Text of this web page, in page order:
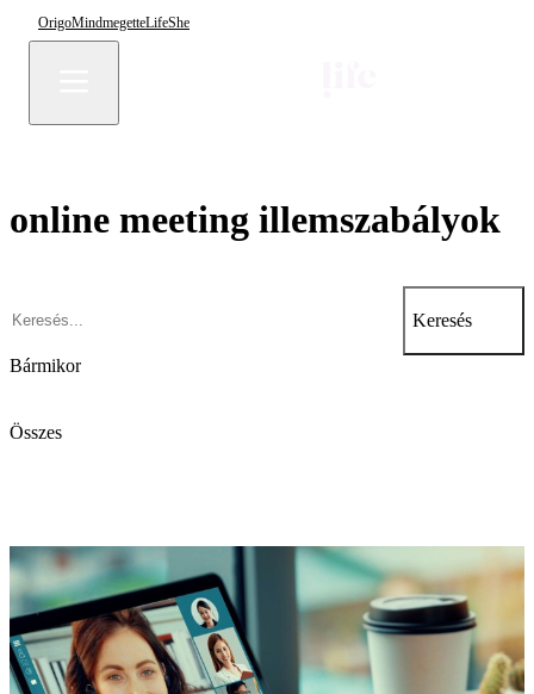
OrigoMindmegetteLifeShe
online meeting illemszabályok
Keresés
Bármikor
Összes